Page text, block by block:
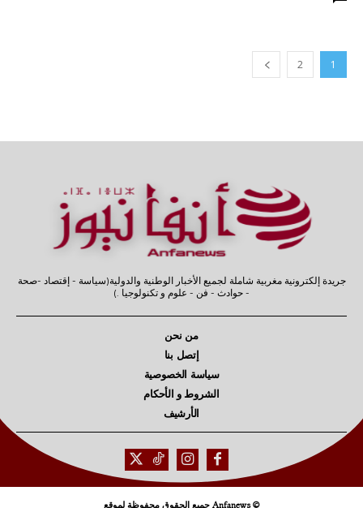
1
2
جريدة إلكترونية مغربية شاملة لجميع الأخبار الوطنية والدولية(سياسة - إقتصاد -صحة
- حوادث - فن - علوم و تكنولوجيا .)
من نحن
إتصل بنا
سياسة الخصوصية
الشروط و الأحكام
الأرشيف
© Anfanews جميع الحقوق محفوظة لموقع